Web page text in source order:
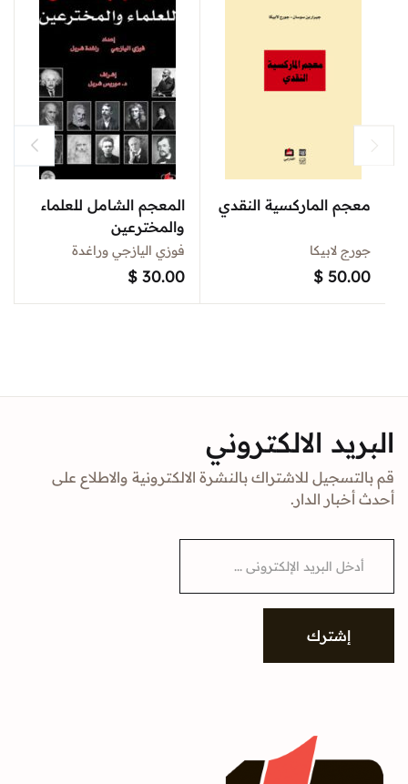
المعجم الشامل للعلماء
والمخترعين
فوزي اليازجي وراغدة
$ 30.00
معجم الماركسية النقدي
جورج لابيكا
$ 50.00
البريد الالكتروني
قم بالتسجيل للاشتراك بالنشرة الالكترونية والاطلاع على
أحدث أخبار الدار.
i
إشترك